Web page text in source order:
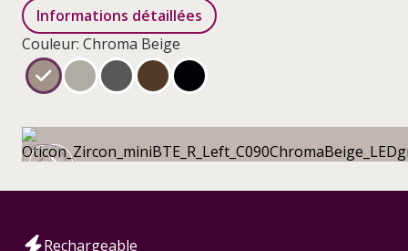
Informations détaillées
Couleur: Chroma Beige
Rechargeable